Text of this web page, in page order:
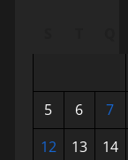
5 6
7
12
13
14